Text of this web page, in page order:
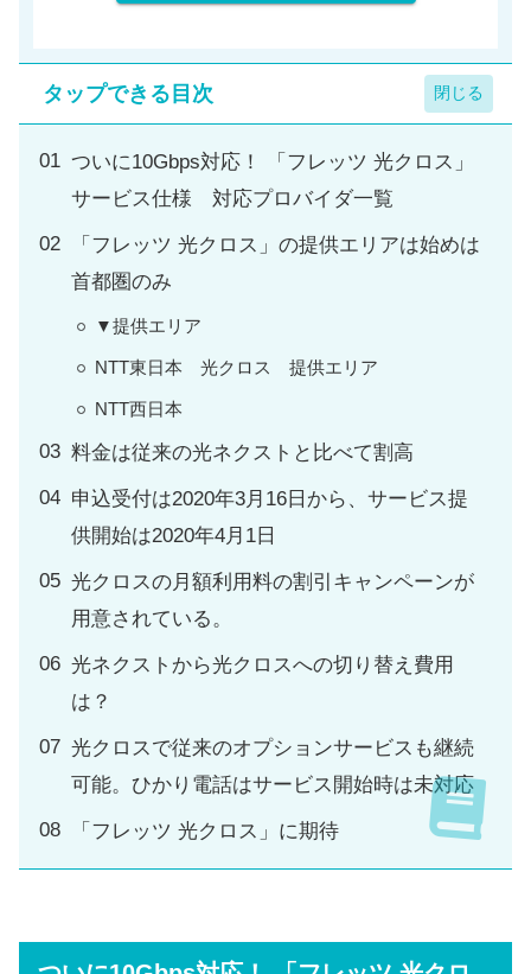
タップできる目次
ついに10Gbps対応！ 「フレッツ 光クロス」
サービス仕様 対応プロバイダ一覧
「フレッツ 光クロス」の提供エリアは始めは
首都圏のみ
▼提供エリア
NTT東日本 光クロス 提供エリア
NTT西日本
料金は従来の光ネクストと比べて割高
申込受付は2020年3月16日から、サービス提
供開始は2020年4月1日
光クロスの月額利用料の割引キャンペーンが
用意されている。
光ネクストから光クロスへの切り替え費用
は？
光クロスで従来のオプションサービスも継続
可能。ひかり電話はサービス開始時は未対応
「フレッツ 光クロス」に期待